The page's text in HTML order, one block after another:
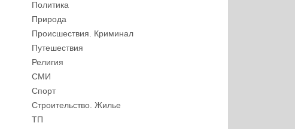
Политика
Природа
Происшествия. Криминал
Путешествия
Религия
СМИ
Спорт
Строительство. Жилье
ТП